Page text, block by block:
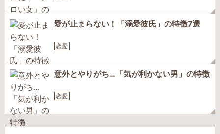
愛が止まらない！「溺愛彼氏」の特徴7選
恋愛
意外とやりがち…「気が利かない男」の特徴
恋愛